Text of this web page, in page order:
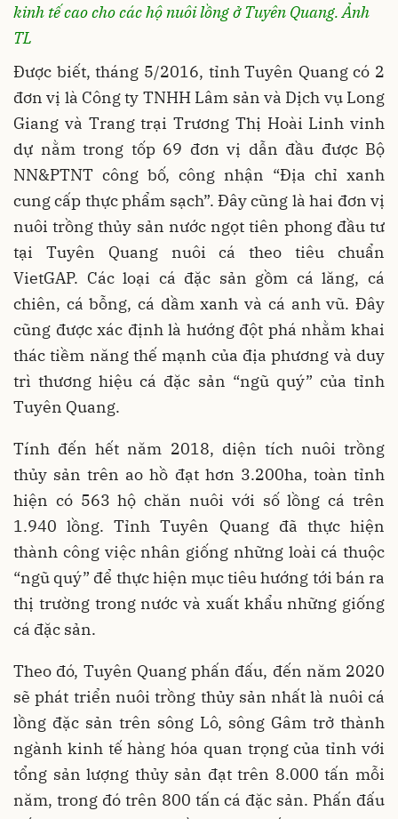
kinh tế cao cho các hộ nuôi lồng ở Tuyên Quang. Ảnh
TL
Được biết, tháng 5/2016, tỉnh Tuyên Quang có 2
đơn vị là Công ty TNHH Lâm sản và Dịch vụ Long
Giang và Trang trại Trương Thị Hoài Linh vinh
dự nằm trong tốp 69 đơn vị dẫn đầu được Bộ
NN&PTNT công bố, công nhận “Địa chỉ xanh
cung cấp thực phẩm sạch”. Đây cũng là hai đơn vị
nuôi trồng thủy sản nước ngọt tiên phong đầu tư
tại Tuyên Quang nuôi cá theo tiêu chuẩn
VietGAP. Các loại cá đặc sản gồm cá lăng, cá
chiên, cá bỗng, cá dầm xanh và cá anh vũ. Đây
cũng được xác định là hướng đột phá nhằm khai
thác tiềm năng thế mạnh của địa phương và duy
trì thương hiệu cá đặc sản “ngũ quý” của tỉnh
Tuyên Quang.
Tính đến hết năm 2018, diện tích nuôi trồng
thủy sản trên ao hồ đạt hơn 3.200ha, toàn tỉnh
hiện có 563 hộ chăn nuôi với số lồng cá trên
1.940 lồng. Tỉnh Tuyên Quang đã thực hiện
thành công việc nhân giống những loài cá thuộc
“ngũ quý” để thực hiện mục tiêu hướng tới bán ra
thị trường trong nước và xuất khẩu những giống
cá đặc sản.
Theo đó, Tuyên Quang phấn đấu, đến năm 2020
sẽ phát triển nuôi trồng thủy sản nhất là nuôi cá
lồng đặc sản trên sông Lô, sông Gâm trở thành
ngành kinh tế hàng hóa quan trọng của tỉnh với
tổng sản lượng thủy sản đạt trên 8.000 tấn mỗi
năm, trong đó trên 800 tấn cá đặc sản. Phấn đấu